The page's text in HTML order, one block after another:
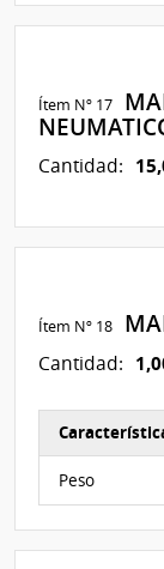
Ítem Nº 17
Cantidad:
Ítem Nº 18
Cantidad:
Peso